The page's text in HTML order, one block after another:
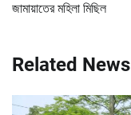
জামায়াতের মহিলা মিছিল
Related News